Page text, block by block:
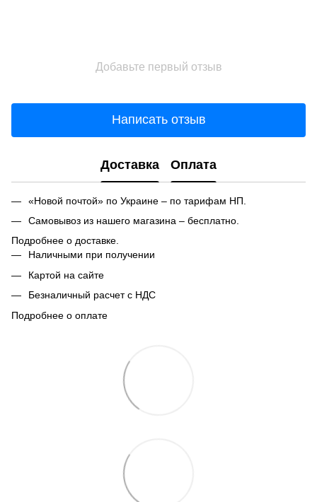
Добавьте первый отзыв
Написать отзыв
Доставка Оплата
«Новой почтой» по Украине – по тарифам НП.
Самовывоз из нашего магазина – бесплатно.
Подробнее о доставке.
Наличными при получении
Картой на сайте
Безналичный расчет с НДС
Подробнее о оплате